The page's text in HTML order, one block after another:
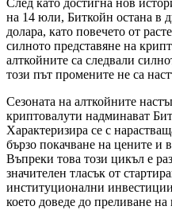
След като достигна нов
на 14 юли, Биткойн остана в
долара, като повечето от
силното представяне на
алткойните са следвали
този път промените не са
Сезоната на алткойните
криптовалути надминават
Характеризира се с
бързо покачване на цените и
Въпреки това този цикъл е
значителен тласък от
институционални
което доведе до преливане